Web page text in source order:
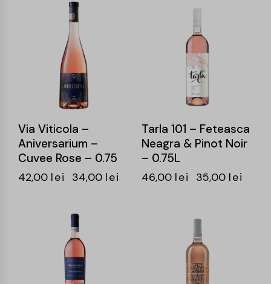
Via Viticola –
Aniversarium –
Cuvee Rose – 0.75
42,00 lei 34,00 lei
Tarla 101 – Feteasca
Neagra & Pinot Noir
– 0.75L
46,00 lei 35,00 lei